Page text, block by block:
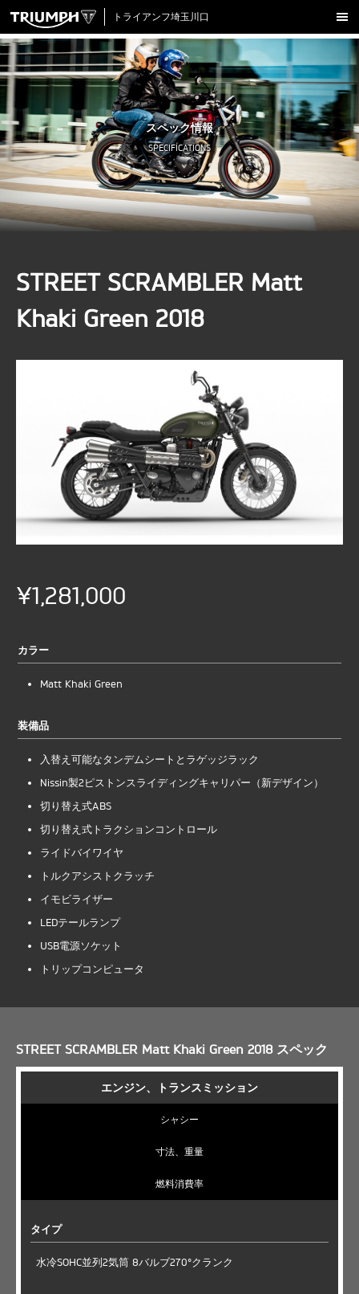
トライアンフ埼玉川口
試乗車一覧
認定中古車
アクセサリー
クロージング
アップデート
店舗情報
スペック情報
SPECIFICATIONS
STREET SCRAMBLER Matt
Khaki Green 2018
¥1,281,000
カラー
Matt Khaki Green
装備品
入替え可能なタンデムシートとラゲッジラック
Nissin製2ピストンスライディングキャリパー（新デザイン）
切り替え式ABS
切り替え式トラクションコントロール
ライドバイワイヤ
トルクアシストクラッチ
イモビライザー
LEDテールランプ
USB電源ソケット
トリップコンピュータ
STREET SCRAMBLER Matt Khaki Green 2018 スペック
エンジン、トランスミッション
シャシー
寸法、重量
燃料消費率
タイプ
水冷SOHC並列2気筒 8バルブ270°クランク